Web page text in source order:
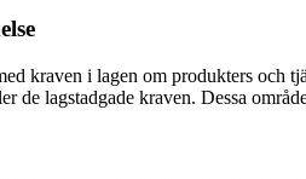
kraven i lagen om produkters
de lagstadgade kraven. Dessa